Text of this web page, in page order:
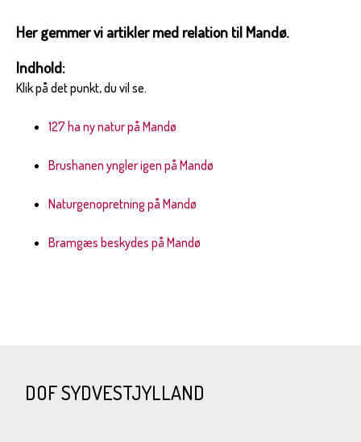
Her gemmer vi artikler med relation til Mandø.
Indhold:
Klik på det punkt, du vil se.
127 ha ny natur på Mandø
Brushanen yngler igen på Mandø
Naturgenopretning på Mandø
Bramgæs beskydes på Mandø
DOF SYDVESTJYLLAND